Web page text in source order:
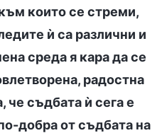
които се стреми,
ѝ са различни и
среда я кара да се
радостна
че съдбата ѝ сега е
добра от съдбата на